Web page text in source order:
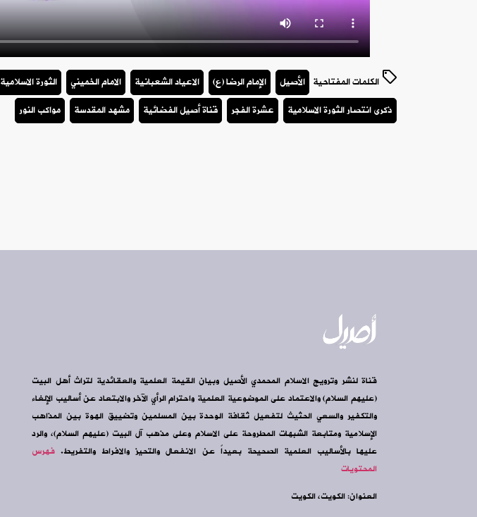
الكلمات المفتاحية الأصيل الإمام الرضا (ع) الاعياد الشعبانية الامام الخميني الثورة الاسلامية
ذكرى انتصار الثورة الاسلامية
عشرة الفجر قناة أصيل الفضائية مشهد المقدسة مواكب النور
قناة لنشر وترويج الاسلام المحمدي الأصيل وبيان القيمة العلمية والعقائدية لتراث أهل البيت
(عليهم السلام) والاعتماد على الموضوعية العلمية واحترام الرأي الآخر والابتعاد عن أساليب الإلغاء
والتكفير والسعي الحثيث لتفعيل ثقافة الوحدة بين المسلمين وتضييق الهوة بين المذاهب
الإسلامية ومتابعة الشبهات المطروحة على الاسلام وعلى مذهب آل البيت (عليهم السلام)، والرد
عليها بالأساليب العلمية الصحيحة بعيداً عن الانفعال والتحيز والافراط والتفريط. فهرس
المحتويات
العنوان: الكويت، الكويت